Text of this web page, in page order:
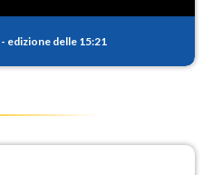
- edizione delle 15:21